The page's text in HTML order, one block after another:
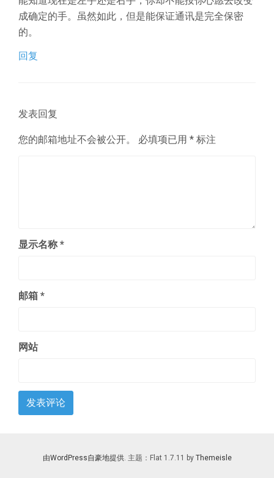
成确定的手。虽然如此，但是能保证通讯是完全保密
的。
回复
发表回复
您的邮箱地址不会被公开。 必填项已用 * 标注
显示名称 *
邮箱 *
网站
由WordPress自豪地提供. 主题：Flat 1.7.11 by Themeisle